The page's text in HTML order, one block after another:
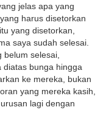
jelas apa yang
harus disetorkan
yang disetorkan,
saya sudah selesai.
belum selesai,
diatas bunga hingga
ke mereka, bukan
yang mereka kasih,
lagi dengan